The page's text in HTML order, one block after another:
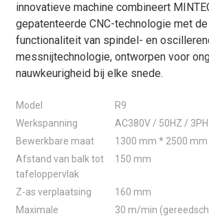
innovatieve machine combineert
gepatenteerde CNC-technologie met
functionaliteit van spindel- en
messnijtechnologie, ontworpen voor
nauwkeurigheid bij elke snede.
Model
R9
Werkspanning
AC380V / 50HZ / 3PH
Bewerkbare maat
1300 mm * 2500
Afstand van balk tot
tafeloppervlak
150 mm
Z-as verplaatsing
160 mm
Maximale
30 m/min